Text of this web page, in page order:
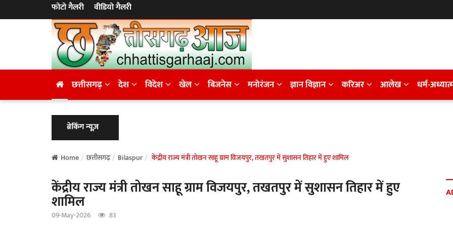
फोटो गैलरी वीडियो गैलरी
छत्तीसगढ़ देश विदेश खेल बिजनेस मनोरंजन ज्ञान विज्ञान करिअर आलेख धर्म-
ब्रेकिंग न्यूज़
Home छत्तीसगढ़ Bilaspur केंद्रीय राज्य मंत्री तोखन साहू ग्राम विजयपुर, तखतपुर में सुशासन तिहार में हुए शामिल
केंद्रीय राज्य मंत्री तोखन साहू ग्राम विजयपुर, तखतपुर में सुशासन तिहार में हुए
शामिल
09-May-2026 83